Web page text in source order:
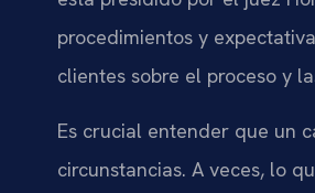
procedimientos y
clientes sobre el proceso y
Es crucial entender que un
circunstancias. A veces, lo